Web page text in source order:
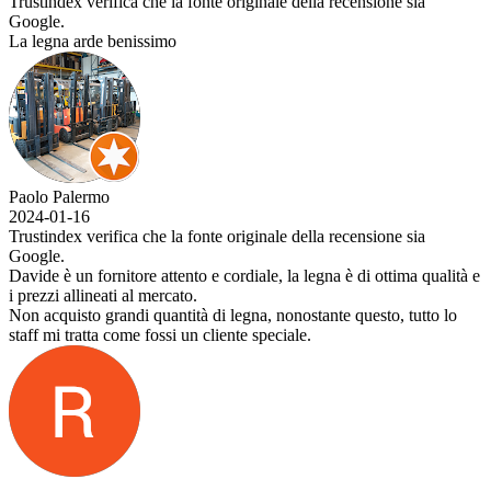
Google.
La legna arde benissimo
Paolo Palermo
2024-01-16
Trustindex verifica che la fonte originale della recensione sia
Google.
Davide è un fornitore attento e cordiale, la legna è di ottima qualità e
i prezzi allineati al mercato.
Non acquisto grandi quantità di legna, nonostante questo, tutto lo
staff mi tratta come fossi un cliente speciale.